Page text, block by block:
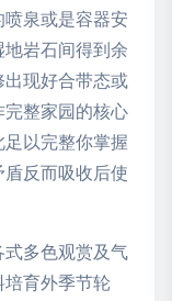
泉或是容器安
岩石间得到余
现好合带态或
整家园的核心
以完整你掌握
反而吸收后使
多色观赏及气
育外季节轮